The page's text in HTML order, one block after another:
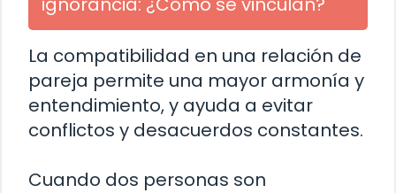
La compatibilidad en una relación de
pareja permite una mayor armonía y
entendimiento, y ayuda a evitar
conflictos y desacuerdos constantes.
Cuando dos personas son